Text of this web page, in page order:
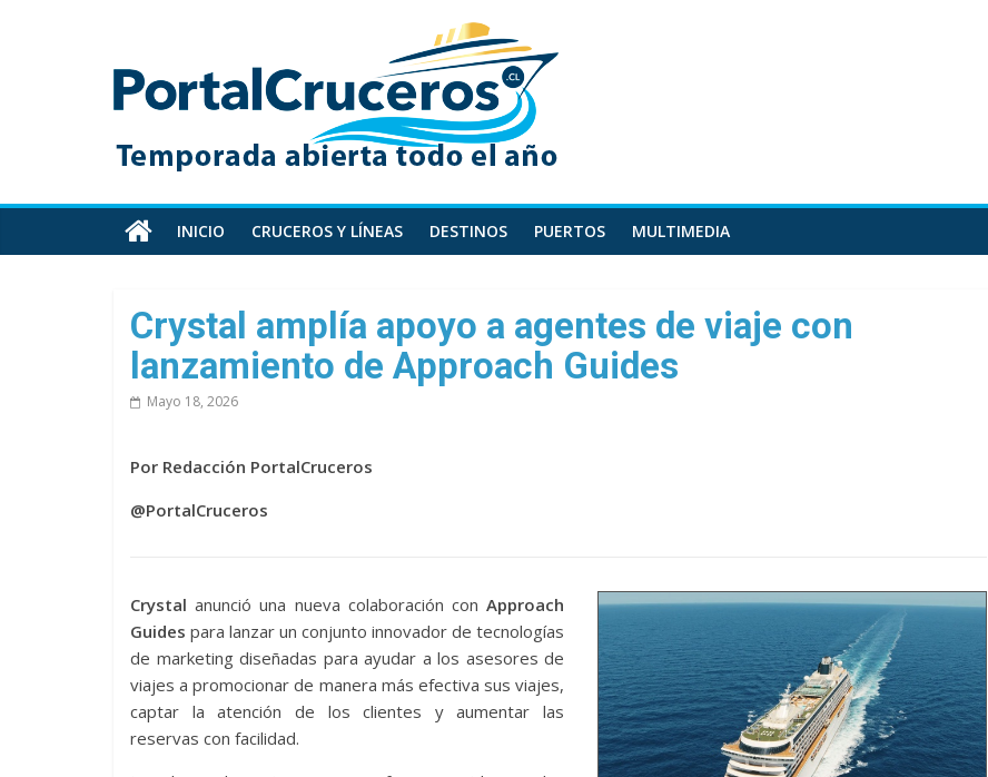
PortalCruceros
Toda
información
cruceros
en
un
sitio
INICIO CRUCEROS Y LÍNEAS DESTINOS PUERTOS MULTIMEDIA
Crystal amplía apoyo a agentes de viaje con
lanzamiento de Approach Guides
Mayo 18, 2026
Por Redacción PortalCruceros
@PortalCruceros
Crystal anunció una nueva colaboración con Approach
Guides para lanzar un conjunto innovador de tecnologías
de marketing diseñadas para ayudar a los asesores de
viajes a promocionar de manera más efectiva sus viajes,
captar la atención de los clientes y aumentar las
reservas con facilidad.